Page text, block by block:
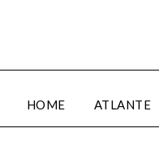
HOME ATLANTE